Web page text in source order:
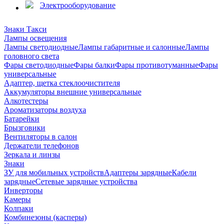
Электрооборудование
Знаки Такси
Лампы освещения
Лампы светодиодныеЛампы габаритные и салонныеЛампы
головного света
Фары светодиодныеФары балкиФары противотуманныеФары
универсальные
Адаптер, щетка стеклоочистителя
Аккумуляторы внешние универсальные
Алкотестеры
Ароматизаторы воздуха
Батарейки
Брызговики
Вентиляторы в салон
Держатели телефонов
Зеркала и линзы
Знаки
ЗУ для мобильных устройствАдаптеры зарядныеКабели
зарядныеСетевые зарядные устройства
Инверторы
Камеры
Колпаки
Комбинезоны (касперы)